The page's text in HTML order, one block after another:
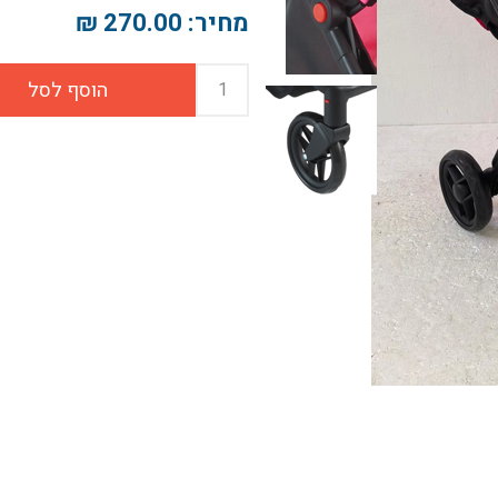
מחיר: 270.00 ₪